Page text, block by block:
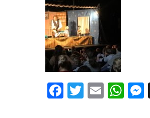
Facebook
Twitter
Email